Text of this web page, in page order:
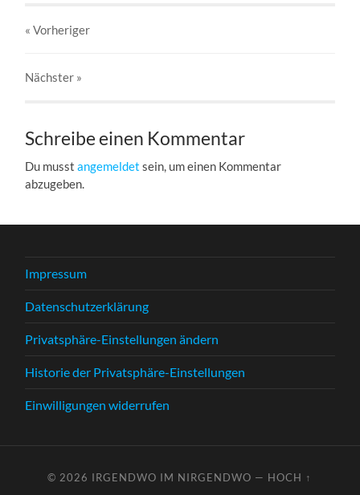
« Vorheriger
Nächster »
Schreibe einen Kommentar
Du musstangemeldet sein, um einen Kommentar
abzugeben.
Impressum
Datenschutzerklärung
Privatsphäre-Einstellungen ändern
Historie der Privatsphäre-Einstellungen
Einwilligungen widerrufen
© 2026 IRGENDWO IM NIRGENDWO — HOCH ↑